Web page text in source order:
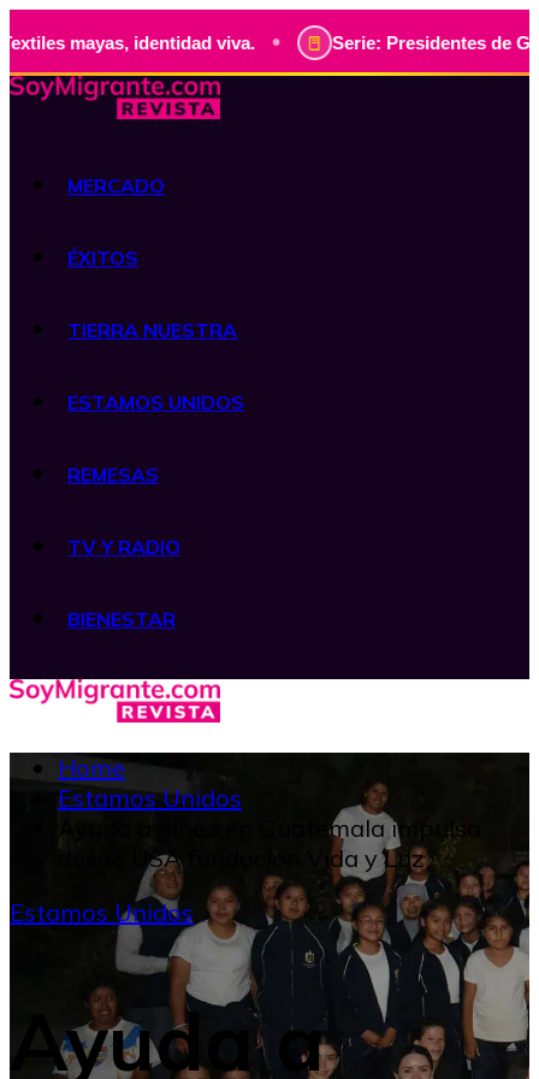
identidad viva. • Serie: Presidentes de Guatemala,
MERCADO
ÉXITOS
TIERRA NUESTRA
ESTAMOS UNIDOS
REMESAS
TV Y RADIO
BIENESTAR
Home
Estamos Unidos
Ayuda a niñez en Guatemala impulsa
desde USA fundación Vida y Luz
Estamos Unidos
Ayuda a